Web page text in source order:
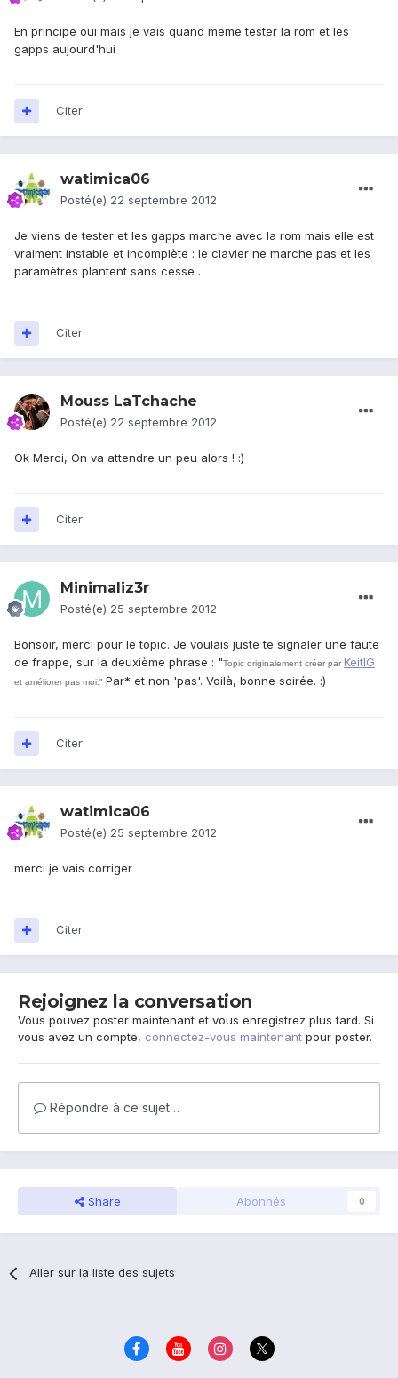
En principe oui mais je vais quand meme tester la rom et les
gapps aujourd'hui
Citer
watimica06
Posté(e) 22 septembre 2012
Je viens de tester et les gapps marche avec la rom mais elle est
vraiment instable et incomplète : le clavier ne marche pas et les
paramètres plantent sans cesse .
Citer
Mouss LaTchache
Posté(e) 22 septembre 2012
Ok Merci, On va attendre un peu alors ! :)
Citer
Minimaliz3r
Posté(e) 25 septembre 2012
Bonsoir, merci pour le topic. Je voulais juste te signaler une faute
de frappe, sur la deuxième phrase : "Topic originalement créer par KeitIG
et améliorer pas moi." Par* et non 'pas'. Voilà, bonne soirée. :)
Citer
watimica06
Posté(e) 25 septembre 2012
merci je vais corriger
Citer
Rejoignez la conversation
Vous pouvez poster maintenant et vous enregistrez plus tard. Si
vous avez un compte, connectez-vous maintenant pour poster.
Répondre à ce sujet…
Share Abonnés 0
Aller sur la liste des sujets